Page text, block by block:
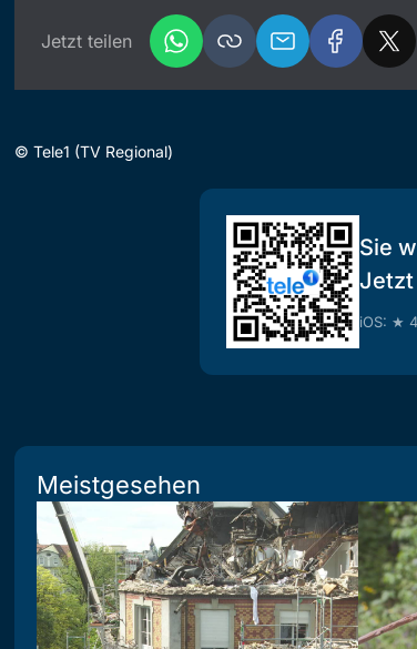
Jetzt teilen
© Tele1 (TV Regional)
Sie
Jetzt
iOS: ★
Meistgesehen